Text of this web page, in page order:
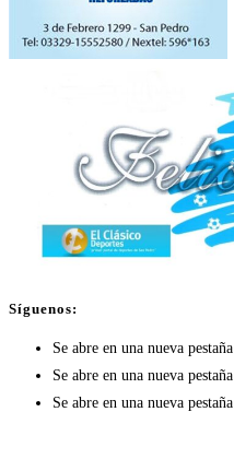
Síguenos:
Se abre en una nueva pestaña
Se abre en una nueva pestaña
Se abre en una nueva pestaña